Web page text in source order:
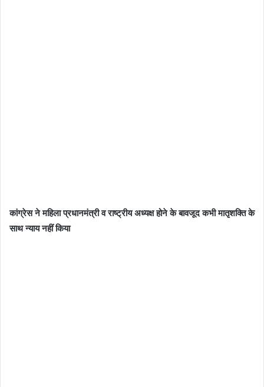
कांग्रेस ने महिला प्रधानमंत्री व राष्ट्रीय अध्यक्ष होने के बावजूद कभी मातृशक्ति के
साथ न्याय नहीं किया